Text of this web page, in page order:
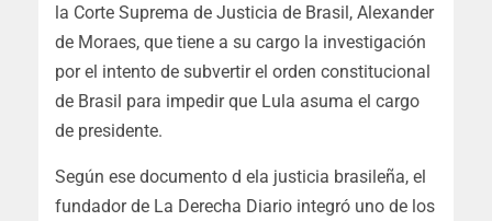
la Corte Suprema de Justicia de Brasil, Alexander
de Moraes, que tiene a su cargo la investigación
por el intento de subvertir el orden constitucional
de Brasil para impedir que Lula asuma el cargo
de presidente.
Según ese documento d ela justicia brasileña, el
fundador de La Derecha Diario integró uno de los